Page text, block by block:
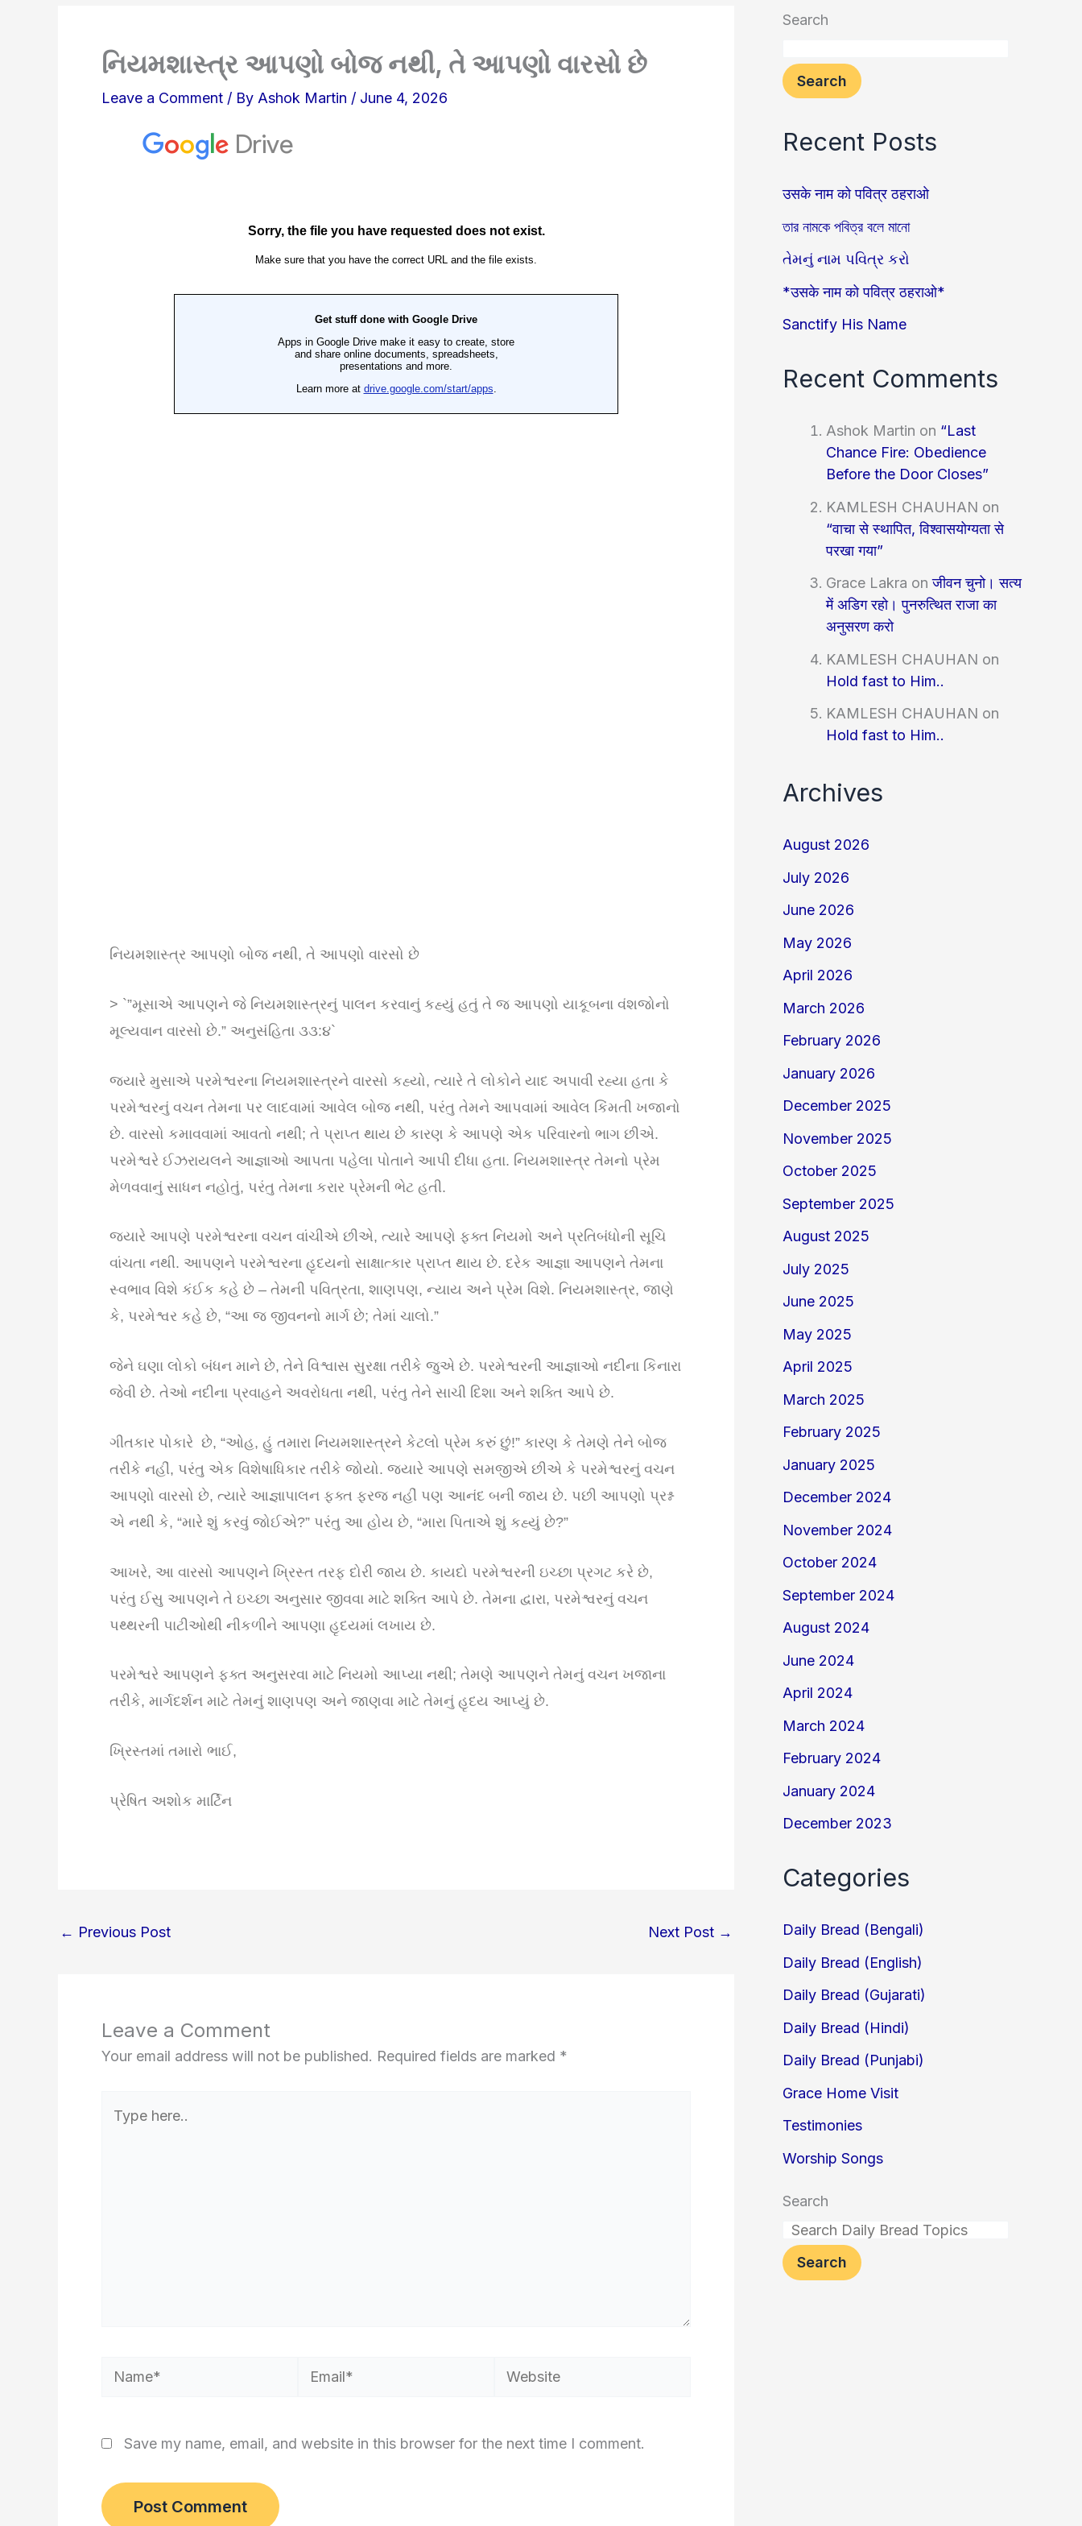
નિયમશાસ્ત્ર આપણો બોજ નથી, તે આપણો વારસો છે
Leave a Comment / By Ashok Martin / June 4, 2026
નિયમશાસ્ત્ર આપણો બોજ નથી, તે આપણો વારસો છે
> `”મૂસાએ આપણને જે નિયમશાસ્ત્રનું પાલન કરવાનું કહ્યું હતું તે જ આપણો યાકૂબના વંશજોનો
મૂલ્યવાન વારસો છે.” અનુસંહિતા ૩૩:૪`
જ્યારે મુસાએ પરમેશ્વરના નિયમશાસ્ત્રને વારસો કહ્યો, ત્યારે તે લોકોને યાદ અપાવી રહ્યા હતા કે
પરમેશ્વરનું વચન તેમના પર લાદવામાં આવેલ બોજ નથી, પરંતુ તેમને આપવામાં આવેલ કિંમતી ખજાનો
છે. વારસો કમાવવામાં આવતો નથી; તે પ્રાપ્ત થાય છે કારણ કે આપણે એક પરિવારનો ભાગ છીએ.
પરમેશ્વરે ઈઝરાયલને આજ્ઞાઓ આપતા પહેલા પોતાને આપી દીધા હતા. નિયમશાસ્ત્ર તેમનો પ્રેમ
મેળવવાનું સાધન નહોતું, પરંતુ તેમના કરાર પ્રેમની ભેટ હતી.
જ્યારે આપણે પરમેશ્વરના વચન વાંચીએ છીએ, ત્યારે આપણે ફક્ત નિયમો અને પ્રતિબંધોની સૂચિ
વાંચતા નથી. આપણને પરમેશ્વરના હૃદયનો સાક્ષાત્કાર પ્રાપ્ત થાય છે. દરેક આજ્ઞા આપણને તેમના
સ્વભાવ વિશે કંઈક કહે છે – તેમની પવિત્રતા, શાણપણ, ન્યાય અને પ્રેમ વિશે. નિયમશાસ્ત્ર, જાણે
કે, પરમેશ્વર કહે છે, “આ જ જીવનનો માર્ગ છે; તેમાં ચાલો.”
જેને ઘણા લોકો બંધન માને છે, તેને વિશ્વાસ સુરક્ષા તરીકે જુએ છે. પરમેશ્વરની આજ્ઞાઓ નદીના કિનારા
જેવી છે. તેઓ નદીના પ્રવાહને અવરોધતા નથી, પરંતુ તેને સાચી દિશા અને શક્તિ આપે છે.
ગીતકાર પોકારે છે, “ઓહ, હું તમારા નિયમશાસ્ત્રને કેટલો પ્રેમ કરું છું!” કારણ કે તેમણે તેને બોજ
તરીકે નહીં, પરંતુ એક વિશેષાધિકાર તરીકે જોયો. જ્યારે આપણે સમજીએ છીએ કે પરમેશ્વરનું વચન
આપણો વારસો છે, ત્યારે આજ્ઞાપાલન ફક્ત ફરજ નહીં પણ આનંદ બની જાય છે. પછી આપણો પ્રશ્ન
એ નથી કે, “મારે શું કરવું જોઈએ?” પરંતુ આ હોય છે, “મારા પિતાએ શું કહ્યું છે?”
આખરે, આ વારસો આપણને ખ્રિસ્ત તરફ દોરી જાય છે. કાયદો પરમેશ્વરની ઇચ્છા પ્રગટ કરે છે,
પરંતુ ઈસુ આપણને તે ઇચ્છા અનુસાર જીવવા માટે શક્તિ આપે છે. તેમના દ્વારા, પરમેશ્વરનું વચન
પથ્થરની પાટીઓથી નીકળીને આપણા હૃદયમાં લખાય છે.
પરમેશ્વરે આપણને ફક્ત અનુસરવા માટે નિયમો આપ્યા નથી; તેમણે આપણને તેમનું વચન ખજાના
તરીકે, માર્ગદર્શન માટે તેમનું શાણપણ અને જાણવા માટે તેમનું હૃદય આપ્યું છે.
ખ્રિસ્તમાં તમારો ભાઈ,
પ્રેષિત અશોક માર્ટિન
← Previous Post Next Post →
Leave a Comment
Your email address will not be published. Required fields are marked *
Name* Email* Website
Save my name, email, and website in this browser for the next time I comment.
Search
Search
Recent Posts
उसके नाम को पवित्र ठहराओ
তার নামকে পবিত্র বলে মানো
તેમનું નામ પવિત્ર કરો
*उसके नाम को पवित्र ठहराओ*
Sanctify His Name
Recent Comments
Ashok Martin on “Last
Chance Fire: Obedience
Before the Door Closes”
KAMLESH CHAUHAN on
“वाचा से स्थापित, विश्वासयोग्यता से
परखा गया”
Grace Lakra onजीवन चुनो। सत्य
में अडिग रहो। पुनरुत्थित राजा का
अनुसरण करो
KAMLESH CHAUHAN on
Hold fast to Him..
KAMLESH CHAUHAN on
Hold fast to Him..
Archives
August 2026
July 2026
June 2026
May 2026
April 2026
March 2026
February 2026
January 2026
December 2025
November 2025
October 2025
September 2025
August 2025
July 2025
June 2025
May 2025
April 2025
March 2025
February 2025
January 2025
December 2024
November 2024
October 2024
September 2024
August 2024
June 2024
April 2024
March 2024
February 2024
January 2024
December 2023
Categories
Daily Bread (Bengali)
Daily Bread (English)
Daily Bread (Gujarati)
Daily Bread (Hindi)
Daily Bread (Punjabi)
Grace Home Visit
Testimonies
Worship Songs
Search
Search